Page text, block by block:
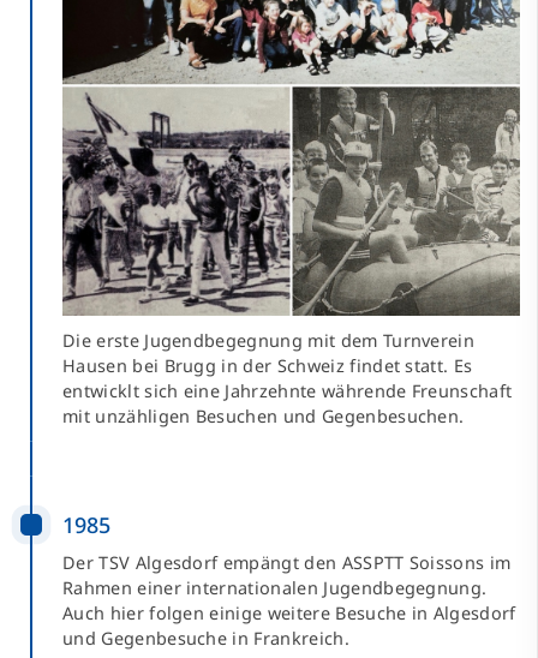
Die erste Jugendbegegnung mit dem Turnverein
Hausen bei Brugg in der Schweiz findet statt. Es
entwicklt sich eine Jahrzehnte währende Freunschaft
mit unzähligen Besuchen und Gegenbesuchen.
1985
Der TSV Algesdorf empängt den ASSPTT Soissons im
Rahmen einer internationalen Jugendbegegnung.
Auch hier folgen einige weitere Besuche in Algesdorf
und Gegenbesuche in Frankreich.